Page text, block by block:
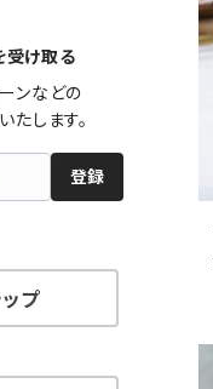
受け取る
ンなどの
します。
登録
プ